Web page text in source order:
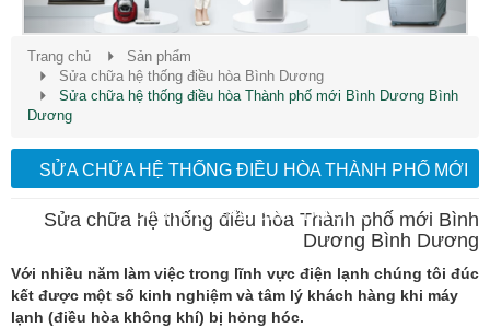
Trang chủ
Sản phẩm
Sửa chữa hệ thống điều hòa Bình Dương
Sửa chữa hệ thống điều hòa Thành phố mới Bình Dương Bình
Dương
SỬA CHỮA HỆ THỐNG ĐIỀU HÒA THÀNH PHỐ MỚI
BÌNH DƯƠNG BÌNH DƯƠNG
Sửa chữa hệ thống điều hòa Thành phố mới Bình
Dương Bình Dương
Với nhiều năm làm việc trong lĩnh vực điện lạnh chúng tôi đúc
kết được một số kinh nghiệm và tâm lý khách hàng khi máy
lạnh (điều hòa không khí) bị hỏng hóc.